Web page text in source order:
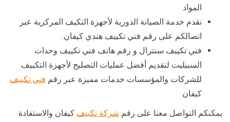
المواد
نقدم خدمة الصيانة الدورية لأجهزة التكيف المركزية عبر
اتصالكم على رقم فني تكييف هندي كيفان.
فني تكييف سنترال و رقم هاتف فني تكييف وحدات
السبيليت لتقديم أفضل عمليات التصليح لأجهزة التكييف
للشركات والمؤسسات خدمات مميزة عبر رقم فني تكييف
كيفان
يمكنكم التواصل معنا على رقم شركة تكييف كيفان والاستفادة